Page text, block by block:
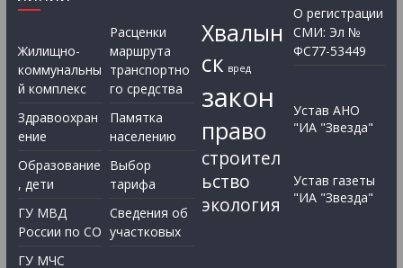
Жилищно-
коммунальны
й комплекс
Здравоохран
ение
Образование
, дети
ГУ МВД
России по СО
ГУ МЧС
Расценки
маршрута
транспортно
го средства
Памятка
населению
Выбор
тарифа
Сведения об
участковых
Хвалын
ск вред
закон
право
строител
ьство
экология
О регистрации
СМИ: Эл №
ФС77-53449
Устав АНО
"ИА "Звезда"
Устав газеты
"ИА "Звезда"